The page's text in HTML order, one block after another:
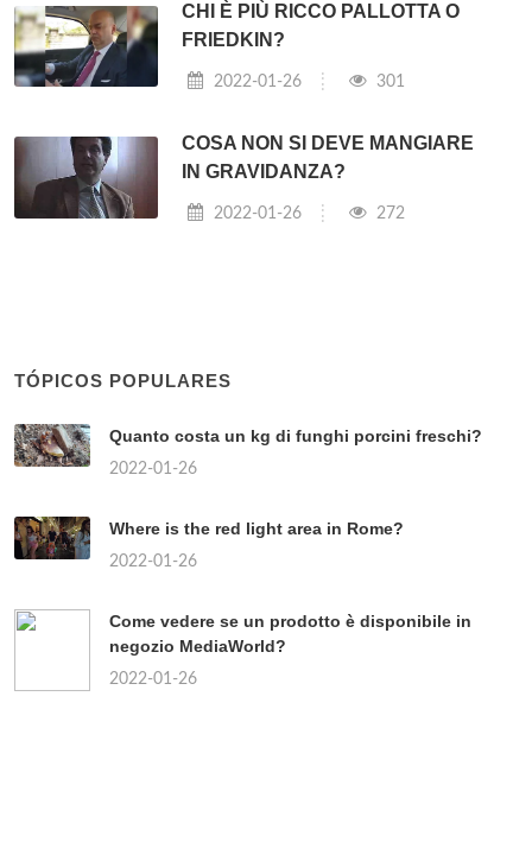
CHI È PIÙ RICCO PALLOTTA O
FRIEDKIN?
2022-01-26 301
COSA NON SI DEVE MANGIARE
IN GRAVIDANZA?
2022-01-26 272
TÓPICOS POPULARES
Quanto costa un kg di funghi porcini freschi?
2022-01-26
Where is the red light area in Rome?
2022-01-26
Come vedere se un prodotto è disponibile in
negozio MediaWorld?
2022-01-26